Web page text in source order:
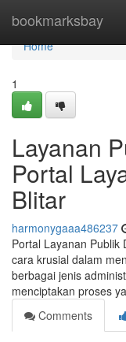
bookmarksbay
Home
Home
1
Layanan
Portal
Blitar
harmonygaaa486237
Portal Layanan Publik
cara krusial dalam
berbagai jenis
menciptakan proses
Comments